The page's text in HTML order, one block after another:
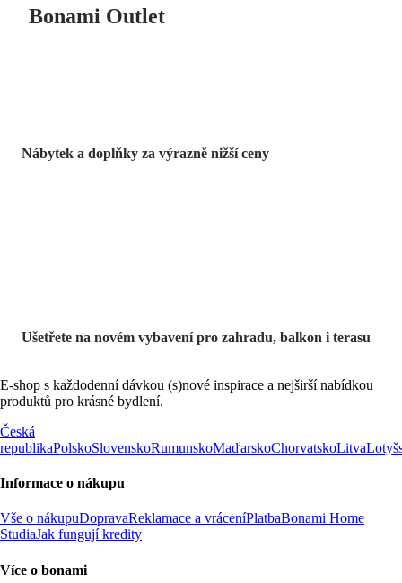
Bonami Outlet
Nábytek a doplňky za výrazně nižší ceny
Ušetřete na novém vybavení pro zahradu, balkon i terasu
E-shop s každodenní dávkou (s)nové inspirace a nejširší nabídkou
produktů pro krásné bydlení.
Česká
republikaPolskoSlovenskoRumunskoMaďarskoChorvatskoLitva
Informace o nákupu
Vše o nákupuDopravaReklamace a vráceníPlatbaBonami Home
StudiaJak fungují kredity
Více o bonami